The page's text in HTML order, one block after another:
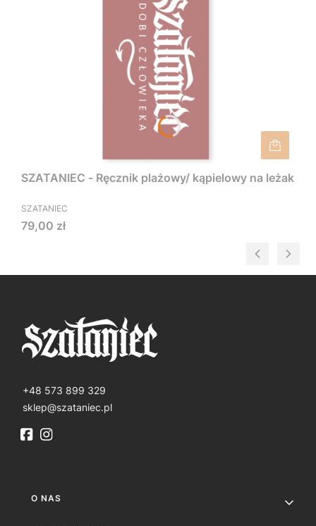
SZATANIEC - Ręcznik plażowy/ kąpielowy na leżak
SZATANIEC
Cena
79,00 zł
+48 573 899 329
sklep@szataniec.pl
Linki w stopce
O NAS